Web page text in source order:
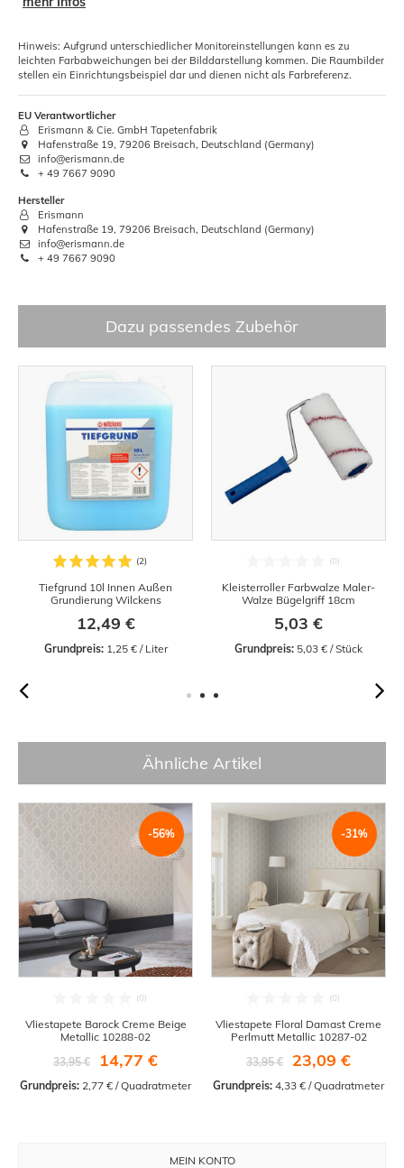
Hinweis: Aufgrund unterschiedlicher Monitoreinstellungen kann es zu
leichten Farbabweichungen bei der Bilddarstellung kommen. Die Raumbilder
stellen ein Einrichtungsbeispiel dar und dienen nicht als Farbreferenz.
EU Verantwortlicher
Erismann & Cie. GmbH Tapetenfabrik
Hafenstraße 19, 79206 Breisach, Deutschland (Germany)
info@erismann.de
+ 49 7667 9090
Hersteller
Erismann
Hafenstraße 19, 79206 Breisach, Deutschland (Germany)
info@erismann.de
+ 49 7667 9090
Dazu passendes Zubehör
Tiefgrund 10l Innen Außen
Grundierung Wilckens
12,49 €
Grundpreis: 1,25 € / Liter
Kleisterroller Farbwalze Maler-
Walze Bügelgriff 18cm
5,03 €
Grundpreis: 5,03 € / Stück
Ähnliche Artikel
-56%
Vliestapete Barock Creme Beige
Metallic 10288-02
33,95 €
14,77 €
Grundpreis: 2,77 € / Quadratmeter
-31%
Vliestapete Floral Damast Creme
Perlmutt Metallic 10287-02
33,95 €
23,09 €
Grundpreis: 4,33 € / Quadratmeter
MEIN KONTO